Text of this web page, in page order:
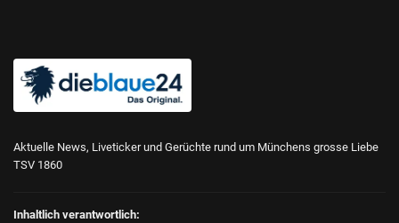
Aktuelle News, Liveticker und Gerüchte rund um Münchens grosse Liebe
TSV 1860
Inhaltlich verantwortlich: